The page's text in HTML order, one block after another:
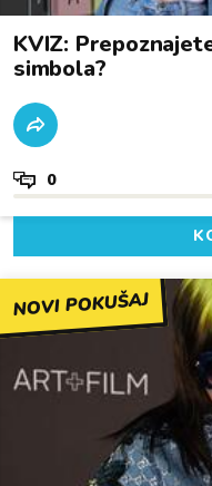
KVIZ:
simbola?
0
NOVI POKUŠAJ